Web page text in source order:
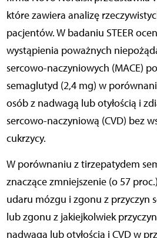
które zawiera analizę
pacjentów. W badaniu STEER
wystąpienia poważnych
sercowo-naczyniowych (MACE)
semaglutyd (2,4 mg) w
osób z nadwagą lub otyłością i
sercowo-naczyniową (CVD) bez
cukrzycy.
W porównaniu z tirzepatydem
znaczące zmniejszenie (o 57
udaru mózgu i zgonu z przyczyn
lub zgonu z jakiejkolwiek
nadwagą lub otyłością i CVD w